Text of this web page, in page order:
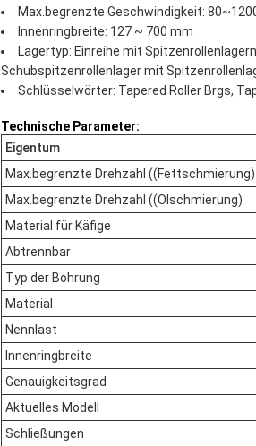
Max.begrenzte Geschwindigkeit:
Innenringbreite: 127 ~ 700 mm
Lagertyp: Einreihe mit
Schubspitzenrollenlager mit
Schlüsselwörter: Tapered Roller Brgs,
Technische Parameter:
Eigentum
Max.begrenzte Drehzahl ((Fettschmierung)
Max.begrenzte Drehzahl ((Ölschmierung)
Material für Käfige
Abtrennbar
Typ der Bohrung
Material
Nennlast
Innenringbreite
Genauigkeitsgrad
Aktuelles Modell
Schließungen